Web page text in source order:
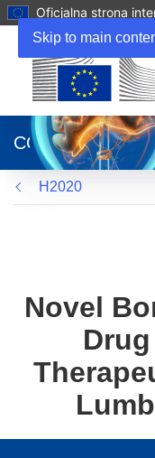
Skip to main
Oficjalna strona
otworzy
się
w
nowym
oknie)
CORDIS
H2020
Novel